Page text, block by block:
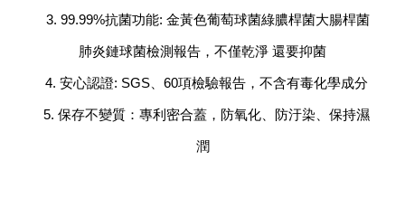
3. 99.99%抗菌功能: 金黃色葡萄球菌綠膿桿菌大腸桿菌
肺炎鏈球菌檢測報告，不僅乾淨 還要抑菌
4. 安心認證: SGS、60項檢驗報告，不含有毒化學成分
5. 保存不變質：專利密合蓋，防氧化、防汙染、保持濕
潤